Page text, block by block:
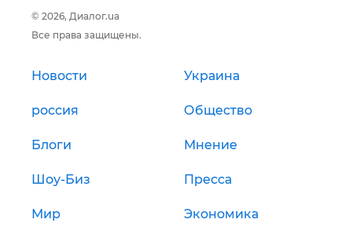
© 2026, Диалог.ua
Все права защищены.
Новости Украина
россия Общество
Блоги Мнение
Шоу-Биз Пресса
Мир Экономика